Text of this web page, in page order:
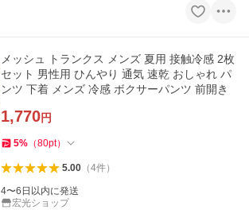
メッシュ トランクス メンズ 夏用 接触冷感 2枚
セット 男性用 ひんやり 通気 速乾 おしゃれ パ
ンツ 下着 メンズ 冷感 ボクサーパンツ 前開き
1,770円
5% （80pt）
5.00（4件）
4〜6日以内に発送
宏光ショップ